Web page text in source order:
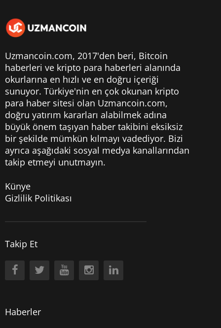
Uzmancoin.com, 2017'den beri, Bitcoin
haberleri ve kripto para haberleri alanında
okurlarına en hızlı ve en doğru içeriği
sunuyor. Türkiye'nin en çok okunan kripto
para haber sitesi olan Uzmancoin.com,
doğru yatırım kararları alabilmek adına
büyük önem taşıyan haber takibini eksiksiz
bir şekilde mümkün kılmayı vadediyor. Bizi
ayrıca aşağıdaki sosyal medya kanallarından
takip etmeyi unutmayın.
Künye
Gizlilik Politikası
Takip Et
Haberler